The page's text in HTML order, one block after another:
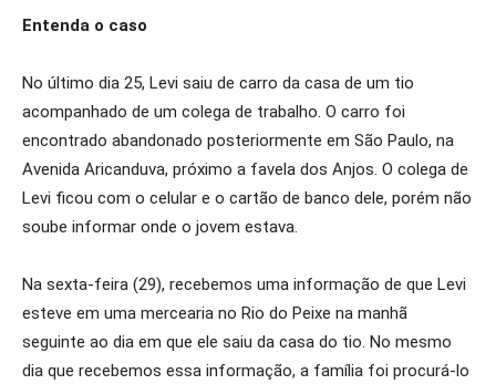
Entenda o caso
No último dia 25, Levi saiu de carro da casa de um tio
acompanhado de um colega de trabalho. O carro foi
encontrado abandonado posteriormente em São Paulo, na
Avenida Aricanduva, próximo a favela dos Anjos. O colega de
Levi ficou com o celular e o cartão de banco dele, porém não
soube informar onde o jovem estava.
Na sexta-feira (29), recebemos uma informação de que Levi
esteve em uma mercearia no Rio do Peixe na manhã
seguinte ao dia em que ele saiu da casa do tio. No mesmo
dia que recebemos essa informação, a família foi procurá-lo